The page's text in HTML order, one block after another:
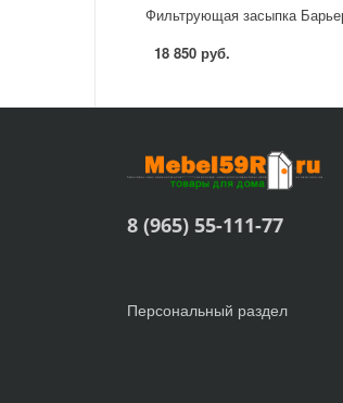
18 850 руб.
8 (965) 55-111-77
Персональный раздел